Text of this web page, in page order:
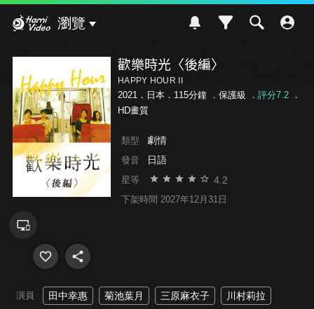
瀏覽
歡樂時光〈後編〉
HAPPY HOUR II
2021．日本．115分鐘 ． 保護級 ． 評分7.2．
HD畫質
類型 劇情
發音 日語
星等 4.2
下架時間 2027年12月31日
演員 田中幸惠 菊池葉月 三原麻衣子 川村莉拉